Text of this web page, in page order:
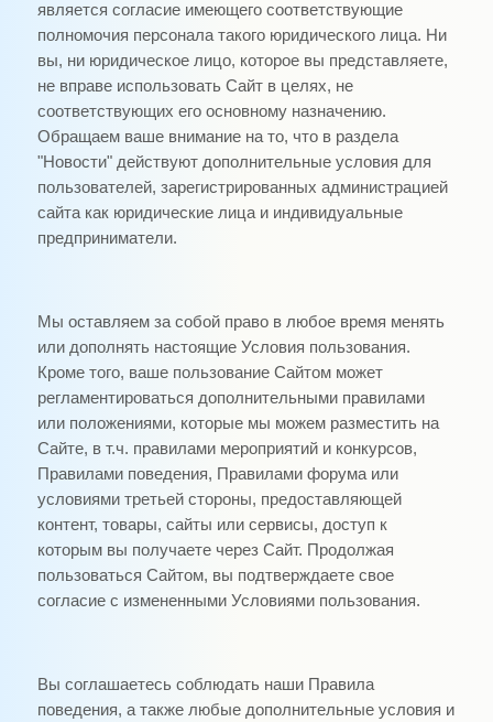
является согласие имеющего соответствующие
полномочия персонала такого юридического лица. Ни
вы, ни юридическое лицо, которое вы представляете,
не вправе использовать Сайт в целях, не
соответствующих его основному назначению.
Обращаем ваше внимание на то, что в раздела
"Новости" действуют дополнительные условия для
пользователей, зарегистрированных администрацией
сайта как юридические лица и индивидуальные
предприниматели.
Мы оставляем за собой право в любое время менять
или дополнять настоящие Условия пользования.
Кроме того, ваше пользование Сайтом может
регламентироваться дополнительными правилами
или положениями, которые мы можем разместить на
Сайте, в т.ч. правилами мероприятий и конкурсов,
Правилами поведения, Правилами форума или
условиями третьей стороны, предоставляющей
контент, товары, сайты или сервисы, доступ к
которым вы получаете через Сайт. Продолжая
пользоваться Сайтом, вы подтверждаете свое
согласие с измененными Условиями пользования.
Вы соглашаетесь соблюдать наши Правила
поведения, а также любые дополнительные условия и